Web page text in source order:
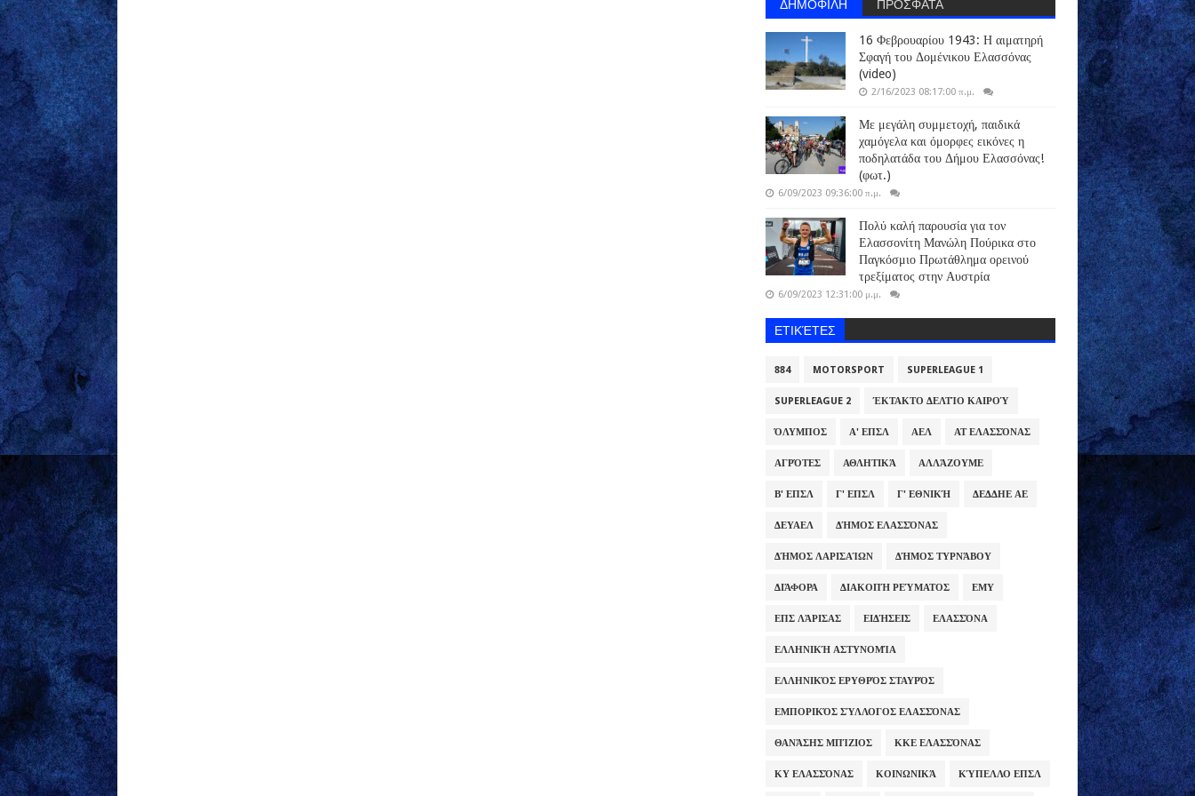
16 Φεβρουαρίου 1943: Η αιματηρή
Σφαγή του Δομένικου Ελασσόνας
(video)
2/16/2023 08:17:00 π.μ.
Με μεγάλη συμμετοχή, παιδικά
χαμόγελα και όμορφες εικόνες η
ποδηλατάδα του Δήμου Ελασσόνας!
(φωτ.)
6/09/2023 09:36:00 π.μ.
Πολύ καλή παρουσία για τον
Ελασσονίτη Μανώλη Πούρικα στο
Παγκόσμιο Πρωτάθλημα ορεινού
τρεξίματος στην Αυστρία
6/09/2023 12:31:00 μ.μ.
ΕΤΙΚΈΤΕΣ
884 MOTORSPORT SUPERLEAGUE 1
SUPERLEAGUE 2 ΈΚΤΑΚΤΟ ΔΕΛΤΊΟ ΚΑΙΡΟΎ
ΌΛΥΜΠΟΣ Α' ΕΠΣΛ ΑΕΛ ΑΤ ΕΛΑΣΣΌΝΑΣ
ΑΓΡΌΤΕΣ ΑΘΛΗΤΙΚΆ ΑΛΛΆΖΟΥΜΕ
Β' ΕΠΣΛ Γ' ΕΠΣΛ Γ' ΕΘΝΙΚΉ ΔΕΔΔΗΕ ΑΕ
ΔΕΥΑΕΛ ΔΉΜΟΣ ΕΛΑΣΣΌΝΑΣ
ΔΉΜΟΣ ΛΑΡΙΣΑΊΩΝ ΔΉΜΟΣ ΤΥΡΝΆΒΟΥ
ΔΙΆΦΟΡΑ ΔΙΑΚΟΠΉ ΡΕΎΜΑΤΟΣ ΕΜΥ
ΕΠΣ ΛΆΡΙΣΑΣ ΕΙΔΉΣΕΙΣ ΕΛΑΣΣΌΝΑ
ΕΛΛΗΝΙΚΉ ΑΣΤΥΝΟΜΊΑ
ΕΛΛΗΝΙΚΌΣ ΕΡΥΘΡΌΣ ΣΤΑΥΡΌΣ
ΕΜΠΟΡΙΚΌΣ ΣΎΛΛΟΓΟΣ ΕΛΑΣΣΌΝΑΣ
ΘΑΝΆΣΗΣ ΜΠΊΖΙΟΣ ΚΚΕ ΕΛΑΣΣΌΝΑΣ
ΚΥ ΕΛΑΣΣΌΝΑΣ ΚΟΙΝΩΝΙΚΆ ΚΎΠΕΛΛΟ ΕΠΣΛ